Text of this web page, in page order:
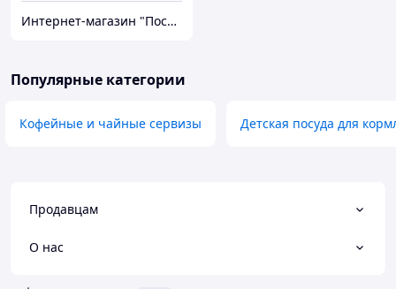
Интернет-магазин "Посудомания"
Популярные категории
Кофейные и чайные сервизы Детская посуда для
Продавцам
О нас